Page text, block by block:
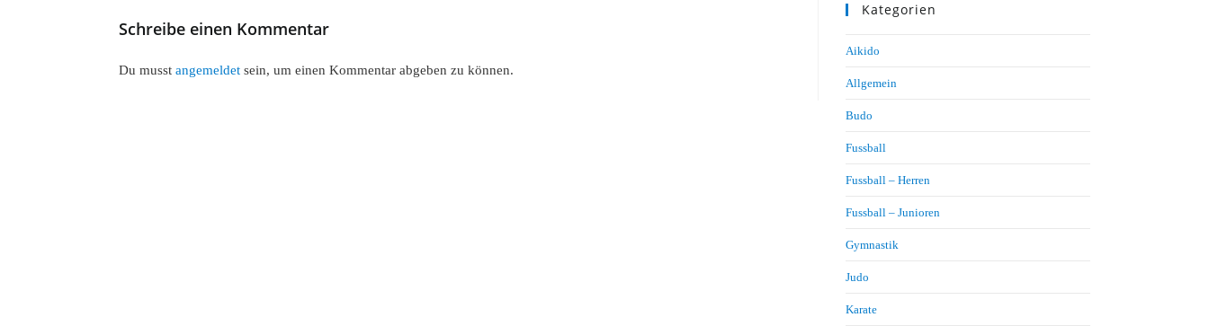
Schreibe einen Kommentar
Du musst angemeldet sein, um einen Kommentar abgeben zu können.
Kategorien
Aikido
Allgemein
Budo
Fussball
Fussball – Herren
Fussball – Junioren
Gymnastik
Judo
Karate